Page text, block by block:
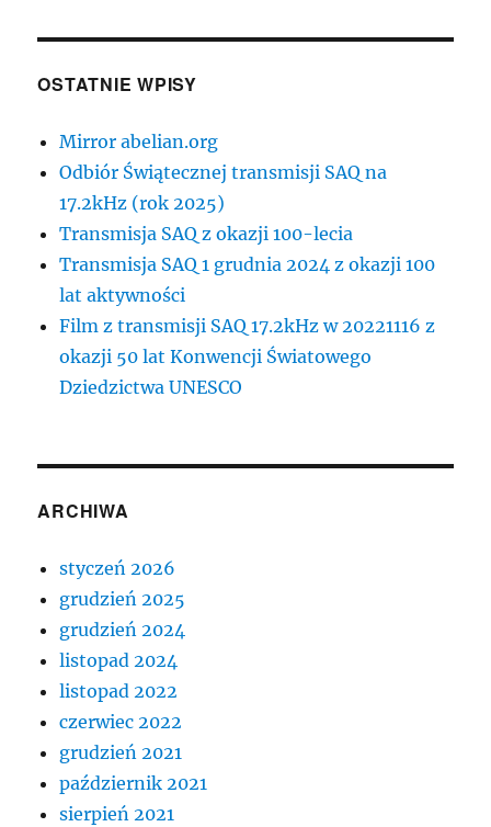
OSTATNIE WPISY
Mirror abelian.org
Odbiór Świątecznej transmisji SAQ na
17.2kHz (rok 2025)
Transmisja SAQ z okazji 100-lecia
Transmisja SAQ 1 grudnia 2024 z okazji 100
lat aktywności
Film z transmisji SAQ 17.2kHz w 20221116 z
okazji 50 lat Konwencji Światowego
Dziedzictwa UNESCO
ARCHIWA
styczeń 2026
grudzień 2025
grudzień 2024
listopad 2024
listopad 2022
czerwiec 2022
grudzień 2021
październik 2021
sierpień 2021